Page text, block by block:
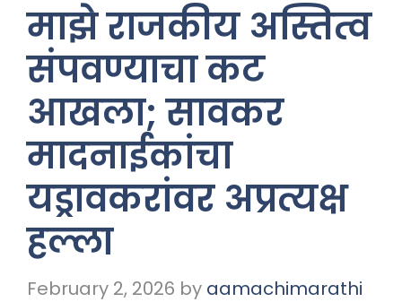
माझे राजकीय अस्तित्व
संपवण्याचा कट
आखला; सावकर
मादनाईकांचा
यड्रावकरांवर अप्रत्यक्ष
हल्ला
February 2, 2026 by aamachimarathi